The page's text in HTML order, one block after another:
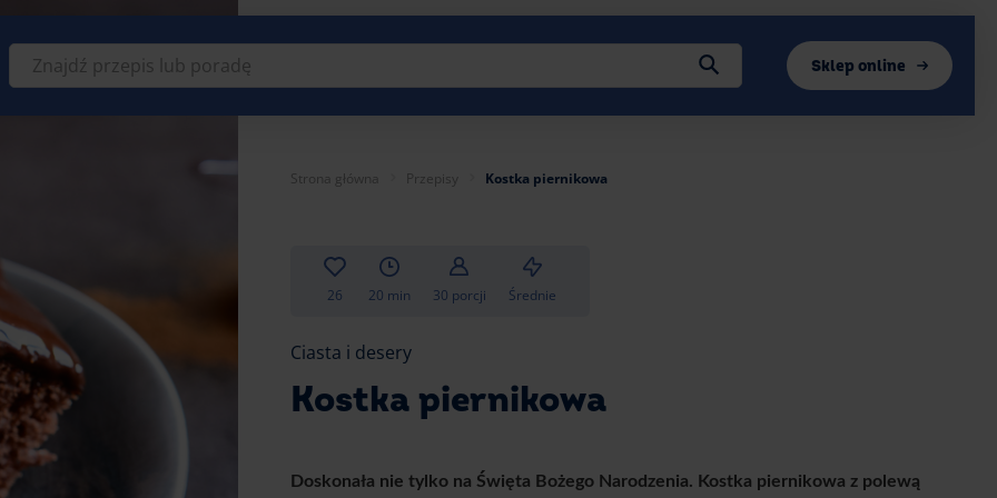
Znajdź
przepis
Sklep online
Strona główna Przepisy Kostka piernikowa
26 20 min 30 porcji Średnie
Ciasta i desery
Kostka piernikowa
Doskonała nie tylko na Święta Bożego Narodzenia. Kostka piernikowa z polewą